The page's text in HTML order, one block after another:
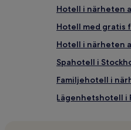
Hotell i närheten
Hotell med gratis
Hotell i närheten
Spahotell i
Familjehotell i
Lägenhetshotell i